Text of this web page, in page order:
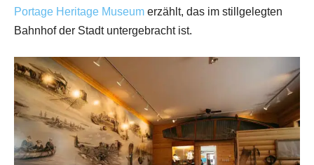
Portage Heritage Museum erzählt, das im stillgelegten
Bahnhof der Stadt untergebracht ist.